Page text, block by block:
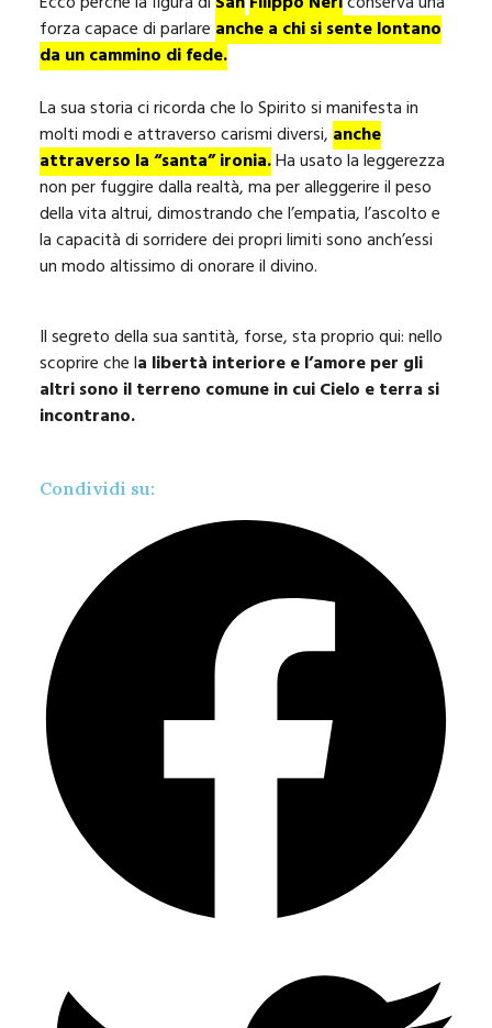
forza capace di parlare anche a chi si sente lontano
da un cammino di fede.
La sua storia ci ricorda che lo Spirito si manifesta in
molti modi e attraverso carismi diversi, anche
attraverso la “santa” ironia.Ha usato la leggerezza
non per fuggire dalla realtà, ma per alleggerire il peso
della vita altrui, dimostrando che l’empatia, l’ascolto e
la capacità di sorridere dei propri limiti sono anch’essi
un modo altissimo di onorare il divino.
Il segreto della sua santità, forse, sta proprio qui: nello
scoprire che la libertà interiore e l’amore per gli
altri sono il terreno comune in cui Cielo e terra si
incontrano.
Condividi su: